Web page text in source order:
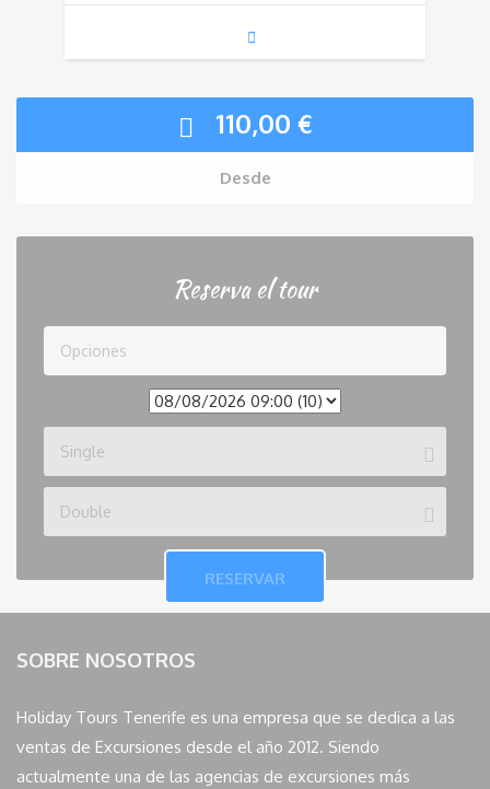
110,00 €
Desde
Reserva el tour
Opciones
SOBRE NOSOTROS
Holiday Tours Tenerife es una empresa que se dedica a las
ventas de Excursiones desde el año 2012. Siendo
actualmente una de las agencias de excursiones más